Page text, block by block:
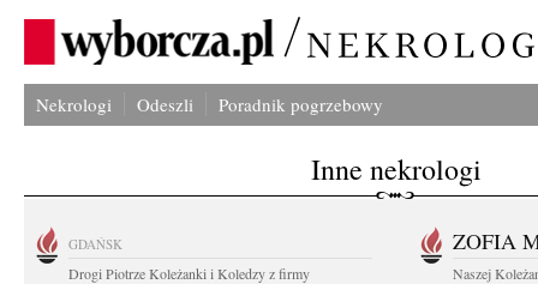
Nekrologi Odeszli Poradnik pogrzebowy
Inne nekrologi
GDAŃSK
Drogi Piotrze Koleżanki i Koledzy z firmy
ZOFIA
Naszej